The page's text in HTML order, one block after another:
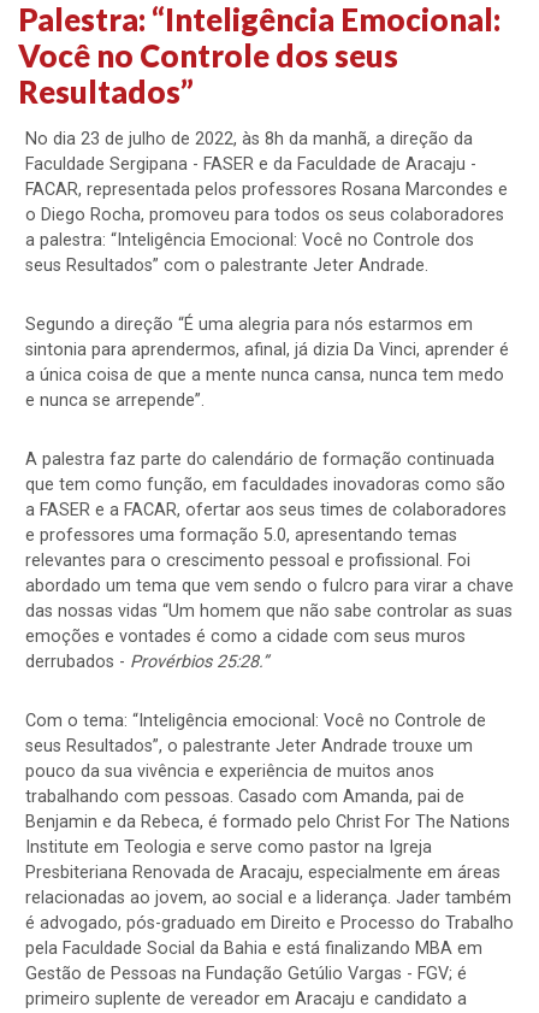
Palestra: “Inteligência Emocional:
Você no Controle dos seus
Resultados”
No dia 23 de julho de 2022, às 8h da manhã, a direção da
Faculdade Sergipana - FASER e da Faculdade de Aracaju -
FACAR, representada pelos professores Rosana Marcondes e
o Diego Rocha, promoveu para todos os seus colaboradores
a palestra: “Inteligência Emocional: Você no Controle dos
seus Resultados” com o palestrante Jeter Andrade.
Segundo a direção “É uma alegria para nós estarmos em
sintonia para aprendermos, afinal, já dizia Da Vinci, aprender é
a única coisa de que a mente nunca cansa, nunca tem medo
e nunca se arrepende”.
A palestra faz parte do calendário de formação continuada
que tem como função, em faculdades inovadoras como são
a FASER e a FACAR, ofertar aos seus times de colaboradores
e professores uma formação 5.0, apresentando temas
relevantes para o crescimento pessoal e profissional. Foi
abordado um tema que vem sendo o fulcro para virar a chave
das nossas vidas “Um homem que não sabe controlar as suas
emoções e vontades é como a cidade com seus muros
derrubados - Provérbios 25:28.”
Com o tema: “Inteligência emocional: Você no Controle de
seus Resultados”, o palestrante Jeter Andrade trouxe um
pouco da sua vivência e experiência de muitos anos
trabalhando com pessoas. Casado com Amanda, pai de
Benjamin e da Rebeca, é formado pelo Christ For The Nations
Institute em Teologia e serve como pastor na Igreja
Presbiteriana Renovada de Aracaju, especialmente em áreas
relacionadas ao jovem, ao social e a liderança. Jader também
é advogado, pós-graduado em Direito e Processo do Trabalho
pela Faculdade Social da Bahia e está finalizando MBA em
Gestão de Pessoas na Fundação Getúlio Vargas - FGV; é
primeiro suplente de vereador em Aracaju e candidato a